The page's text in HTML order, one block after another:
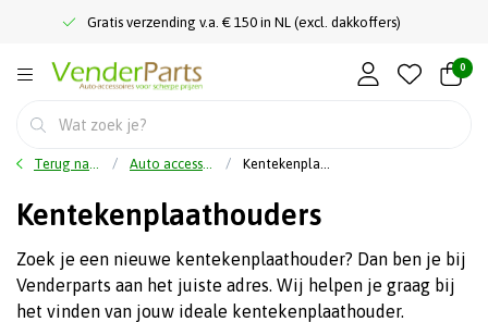
Gratis verzending v.a. € 150 in NL (excl. dakkoffers)
0
Terug naar home Auto accessoires Kentekenplaathouders
Kentekenplaathouders
Zoek je een nieuwe kentekenplaathouder? Dan ben je bij
Venderparts aan het juiste adres. Wij helpen je graag bij
het vinden van jouw ideale kentekenplaathouder.